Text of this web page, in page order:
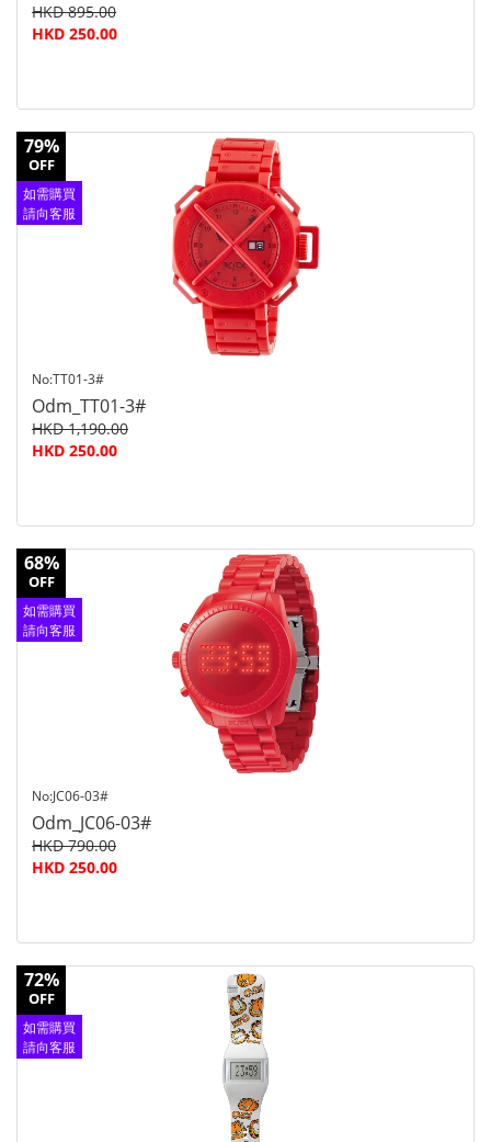
HKD 895.00
HKD 250.00
79%
OFF
如需購買
請向客服
No:TT01-3#
Odm_TT01-3#
HKD 1,190.00
HKD 250.00
68%
OFF
如需購買
請向客服
No:JC06-03#
Odm_JC06-03#
HKD 790.00
HKD 250.00
72%
OFF
如需購買
請向客服